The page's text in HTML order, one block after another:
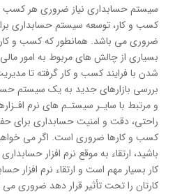
سیستم حسابداری نیاز ضروری هر کسب
کسب و کار، توسعه سیستم حسابداری
ضروری می باشد. همانطور که کسب و
بسیاری از چالش های مربوط به امور
شدن با فرایند کسب و کار گرفته تا
بررسی بازارهای جدید به یک سیستم
و مرتبط با سایـر سیستـم های نرم
راحتی، دقت و امنیت حسابداری برای
کسب و کارها ضروری است. اگر می
باشید، ارتقاء به موقع نرم افزار
کار بسیار مهم است و ارتقاء نرم افزار
كارتان را تحت تأثیر قرار دهد ضروری می